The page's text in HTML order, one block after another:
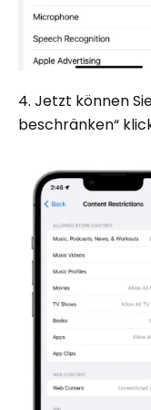
4. Jetzt können
beschränken“